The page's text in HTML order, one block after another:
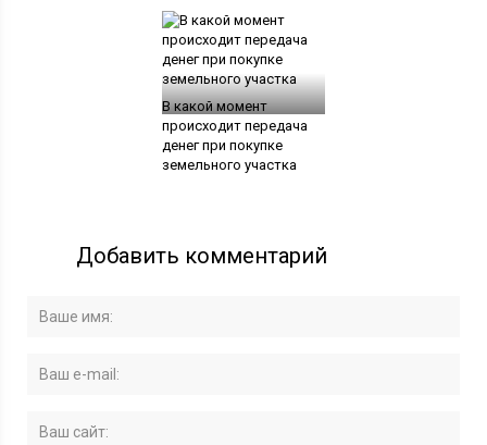
В какой момент
происходит передача
денег при покупке
земельного участка
Добавить комментарий